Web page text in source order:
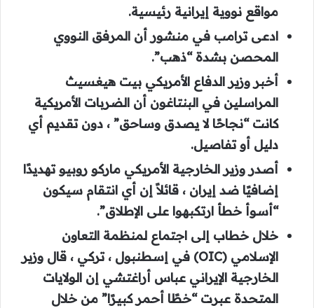
مواقع نووية إيرانية رئيسية.
ادعى ترامب في منشور أن المرفق النووي
المحصن بشدة “ذهب”.
أخبر وزير الدفاع الأمريكي بيت هيغسيث
المراسلين في البنتاغون أن الضربات الأمريكية
كانت “نجاحًا لا يصدق وساحق” ، دون تقديم أي
دليل أو تفاصيل.
أصدر وزير الخارجية الأمريكي ماركو روبيو تهديدًا
إضافيًا ضد إيران ، قائلاً إن أي انتقام سيكون
“أسوأ خطأ ارتكبهوا على الإطلاق”.
خلال خطاب إلى اجتماع لمنظمة التعاون
الإسلامي (OIC) في إسطنبول ، تركي ، قال وزير
الخارجية الإيراني عباس أراغتشي إن الولايات
المتحدة عبرت “خطًا أحمر كبيرًا” من خلال